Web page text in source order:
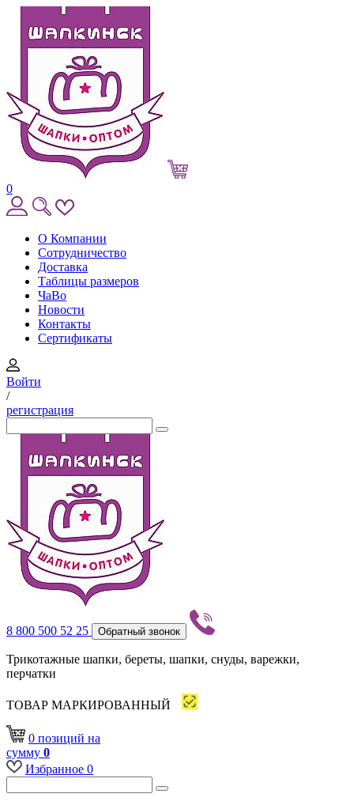
0
О Компании
Сотрудничество
Доставка
Таблицы размеров
ЧаВо
Новости
Контакты
Сертификаты
Войти
/
регистрация
8 800 500 52 25 Обратный звонок
Трикотажные шапки, береты, шапки, снуды, варежки,
перчатки
ТОВАР МАРКИРОВАННЫЙ
0 позиций на
сумму 0
Избранное 0